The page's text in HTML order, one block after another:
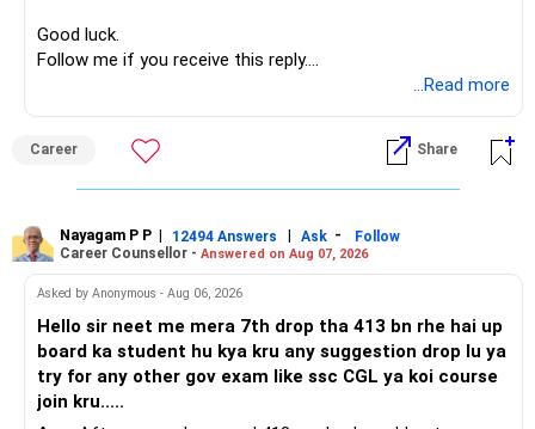
» ULIP Policies
You have a large ULIP with Rs.15 lakh annual premium.
Three years are already paid, with Rs.30 lakh still payable.
You also have another Rs.10 lakh ULIP and an LIC policy.
At your present stage, these policies should not
Ask for the following details for each policy:
– Current surrender value
Good luck.
Follow me if you receive this reply.
...Read more
Career Share
Nayagam P P | 12494 Answers | Ask -
Follow
Career Counsellor - Answered on Aug 07, 2026
Asked by Anonymous - Aug 06, 2026
Hello sir neet me mera 7th drop tha 413 bn rhe hai up
board ka student hu kya kru any suggestion drop lu ya
try for any other gov exam like ssc CGL ya koi course
join kru.....